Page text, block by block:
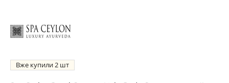
Вже купили2